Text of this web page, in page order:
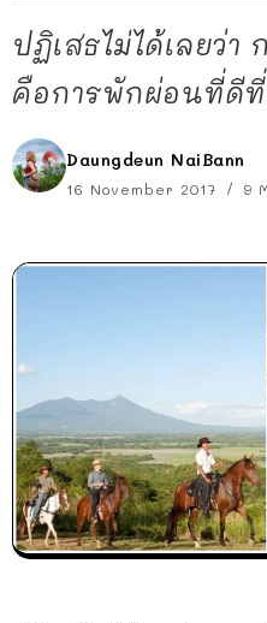
ปฏิเสธไม่ได้เลยว่า
คือการพักผ่อนที่ดี
Daungdeun NaiBann
16 November 2017 9